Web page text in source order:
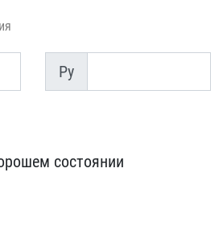
Py
Py
состо​янии